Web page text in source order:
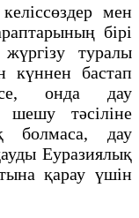
мен
бірі
туралы
күннен бастап
онда дау
тәсіліне
болмаса, дау
Еуразиялық
қарау үшін